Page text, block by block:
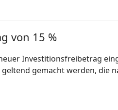
von 15 %
Investitionsfreibetrag
gemacht werden, die